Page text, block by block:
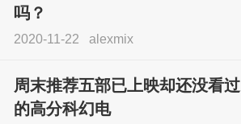
吗？
2020-11-22 alexmix
周末推荐五部已上映却还没看过
的高分科幻电